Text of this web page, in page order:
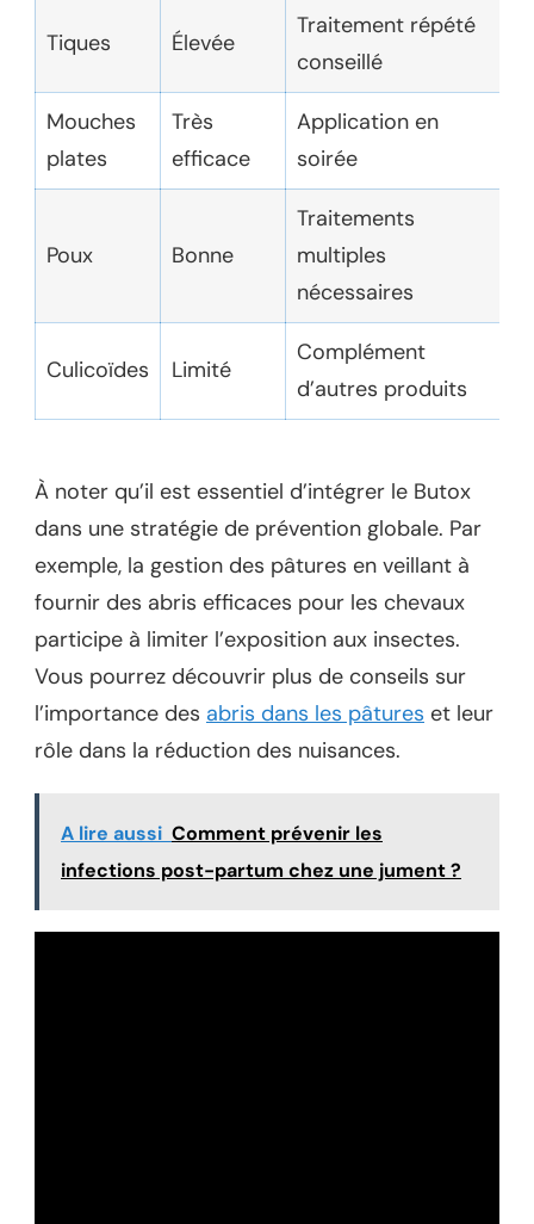
Tiques Élevée
Traitement répété
conseillé
Mouches
plates
Très
efficace
Application en
soirée
Poux Bonne
Traitements
multiples
nécessaires
Culicoïdes Limité
Complément
d’autres produits
À noter qu’il est essentiel d’intégrer le Butox
dans une stratégie de prévention globale. Par
exemple, la gestion des pâtures en veillant à
fournir des abris efficaces pour les chevaux
participe à limiter l’exposition aux insectes.
Vous pourrez découvrir plus de conseils sur
l’importance des abris dans les pâtures et leur
rôle dans la réduction des nuisances.
A lire aussi Comment prévenir les
infections post-partum chez une jument ?